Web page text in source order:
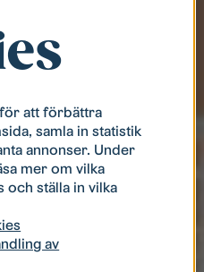
oss? Registrera dig här
att förbättra
samla in statistik
annonser. Under
mer om vilka
och ställa in vilka
av